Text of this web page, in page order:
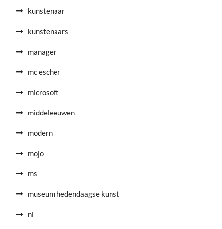
kunstenaar
kunstenaars
manager
mc escher
microsoft
middeleeuwen
modern
mojo
ms
museum hedendaagse kunst
nl